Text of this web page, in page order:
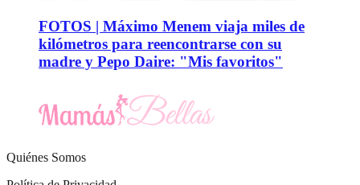
FOTOS | Máximo Menem viaja miles de
kilómetros para reencontrarse con su
madre y Pepo Daire: "Mis favoritos"
Quiénes Somos